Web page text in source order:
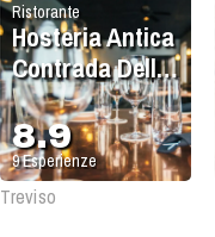
Ristorante
Hosteria Antica
Contrada Delle
Due Torri
8.9
9Esperienze
Treviso